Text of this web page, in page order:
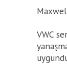
VWC